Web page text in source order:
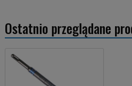
Ostatnio przeglądane